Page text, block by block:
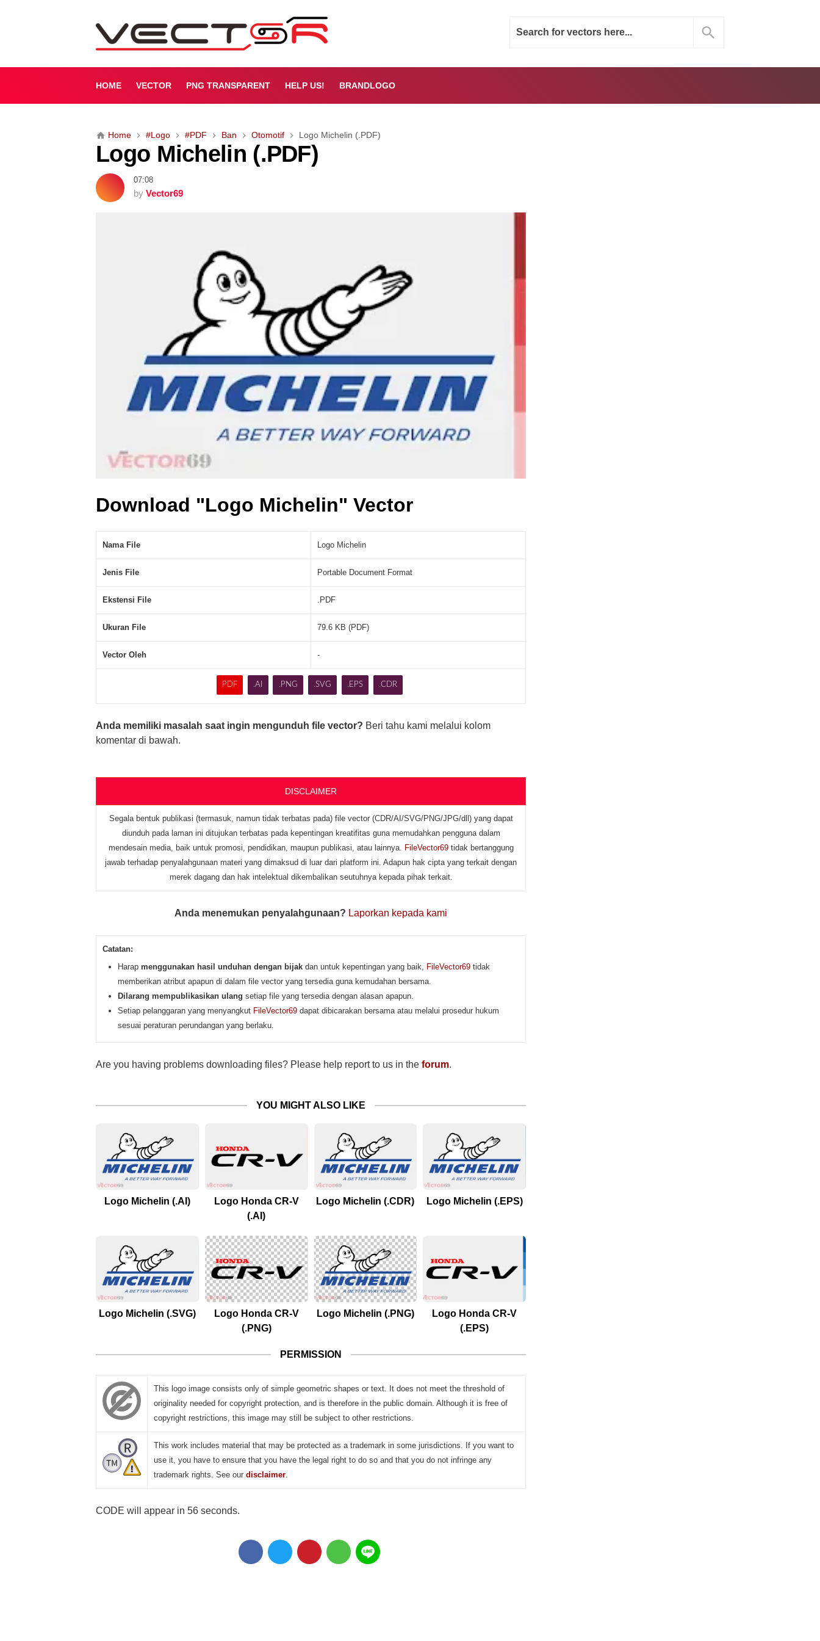
o
M
i
l
n
(
.
HOME VECTOR PNG TRANSPARENT HELP US! BRANDLOGO
Home #Logo #PDF Ban Otomotif Logo Michelin (.PDF)
Logo Michelin (.PDF)
07:08
by Vector69
Download "Logo Michelin" Vector
Nama File Logo Michelin
Jenis File Portable Document Format
Ekstensi File .PDF
Ukuran File 79.6 KB (PDF)
Vector Oleh -
PDF .AI .PNG .SVG .EPS .CDR
Anda memiliki masalah saat ingin mengunduh file vector? Beri tahu kami melalui kolom
komentar di bawah.
DISCLAIMER
Segala bentuk publikasi (termasuk, namun tidak terbatas pada) file vector (CDR/AI/SVG/PNG/JPG/dll) yang dapat
diunduh pada laman ini ditujukan terbatas pada kepentingan kreatifitas guna memudahkan pengguna dalam
mendesain media, baik untuk promosi, pendidikan, maupun publikasi, atau lainnya. FileVector69tidak bertanggung
jawab terhadap penyalahgunaan materi yang dimaksud di luar dari platform ini. Adapun hak cipta yang terkait dengan
merek dagang dan hak intelektual dikembalikan seutuhnya kepada pihak terkait.
Anda menemukan penyalahgunaan? Laporkan kepada kami
Catatan:
Harap menggunakan hasil unduhan dengan bijak dan untuk kepentingan yang baik, FileVector69 tidak
memberikan atribut apapun di dalam file vector yang tersedia guna kemudahan bersama.
Dilarang mempublikasikan ulang setiap file yang tersedia dengan alasan apapun.
Setiap pelanggaran yang menyangkut FileVector69 dapat dibicarakan bersama atau melalui prosedur hukum
sesuai peraturan perundangan yang berlaku.
Are you having problems downloading files? Please help report to us in the forum.
YOU MIGHT ALSO LIKE
Logo Michelin (.AI)
Logo Honda CR-V
(.AI)
Logo Michelin (.CDR) Logo Michelin (.EPS)
Logo Michelin (.SVG)
Logo Honda CR-V
(.PNG)
Logo Michelin (.PNG)
Logo Honda CR-V
(.EPS)
PERMISSION
This logo image consists only of simple geometric shapes or text. It does not meet the threshold of
originality needed for copyright protection, and is therefore in the public domain. Although it is free of
copyright restrictions, this image may still be subject to other restrictions.
This work includes material that may be protected as a trademark in some jurisdictions. If you want to
use it, you have to ensure that you have the legal right to do so and that you do not infringe any
trademark rights. See our disclaimer
CODE will appear in 55 seconds.